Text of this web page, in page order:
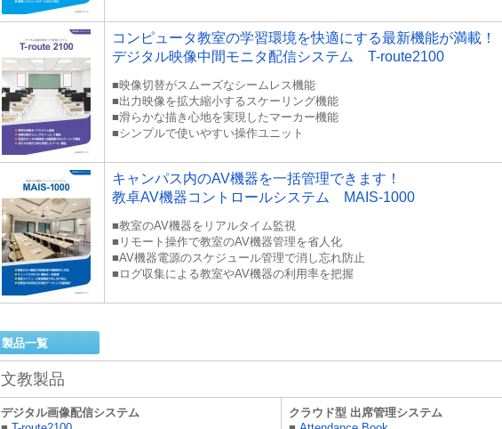
コンピュータ教室の学習環境を快適にする最新機能が満載！
デジタル映像中間モニタ配信システム T-route2100
■映像切替がスムーズなシームレス機能
■出力映像を拡大縮小するスケーリング機能
■滑らかな描き心地を実現したマーカー機能
■シンプルで使いやすい操作ユニット
キャンパス内のAV機器を一括管理できます！
教卓AV機器コントロールシステム MAIS-1000
■教室のAV機器をリアルタイム監視
■リモート操作で教室のAV機器管理を省人化
■AV機器電源のスケジュール管理で消し忘れ防止
■ログ収集による教室やAV機器の利用率を把握
製品一覧
文教製品
デジタル画像配信システム
クラウド型 出席管理システム